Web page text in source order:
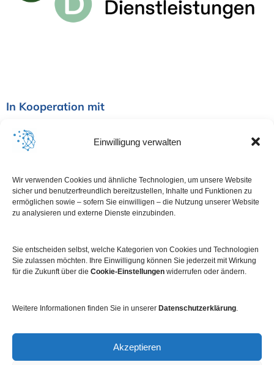
Einwilligung verwalten
Wir verwenden Cookies und ähnliche Technologien, um unsere Website
sicher und benutzerfreundlich bereitzustellen, Inhalte und Funktionen zu
ermöglichen sowie – sofern Sie einwilligen – die Nutzung unserer Website
zu analysieren und externe Dienste einzubinden.
Sie entscheiden selbst, welche Kategorien von Cookies und Technologien
Sie zulassen möchten. Ihre Einwilligung können Sie jederzeit mit Wirkung
für die Zukunft über die Cookie-Einstellungen widerrufen oder ändern.
Weitere Informationen finden Sie in unserer Datenschutzerklärung.
Akzeptieren
In Kooperation mit